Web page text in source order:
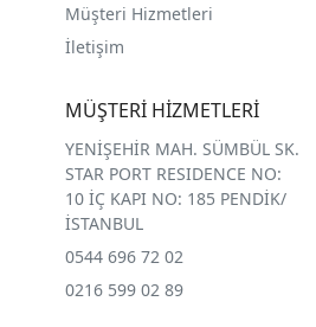
Müşteri Hizmetleri
İletişim
MÜŞTERİ HİZMETLERİ
YENİŞEHİR MAH. SÜMBÜL SK.
STAR PORT RESIDENCE NO:
10 İÇ KAPI NO: 185 PENDİK/
İSTANBUL
0544 696 72 02
0216 599 02 89